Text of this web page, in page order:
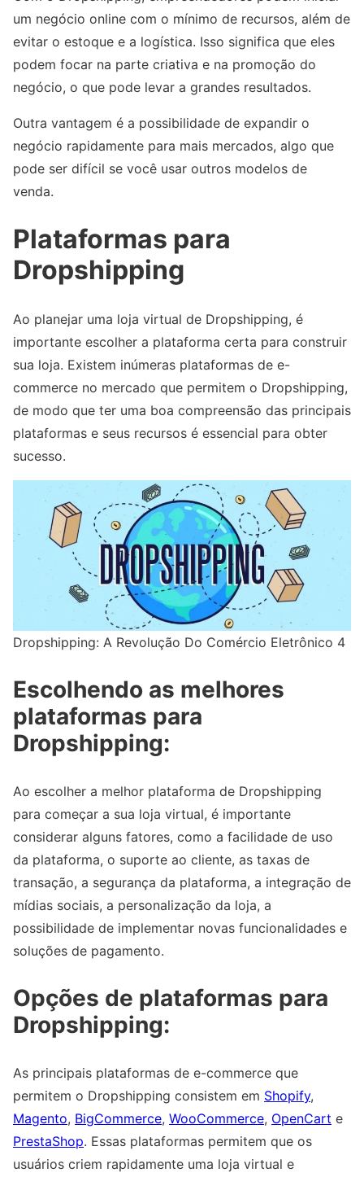
um negócio online com o mínimo de recursos, além de
evitar o estoque e a logística. Isso significa que eles
podem focar na parte criativa e na promoção do
negócio, o que pode levar a grandes resultados.
Outra vantagem é a possibilidade de expandir o
negócio rapidamente para mais mercados, algo que
pode ser difícil se você usar outros modelos de
venda.
Plataformas para
Dropshipping
Ao planejar uma loja virtual de Dropshipping, é
importante escolher a plataforma certa para construir
sua loja. Existem inúmeras plataformas de e-
commerce no mercado que permitem o Dropshipping,
de modo que ter uma boa compreensão das principais
plataformas e seus recursos é essencial para obter
sucesso.
Dropshipping: A Revolução Do Comércio Eletrônico 4
Escolhendo as melhores
plataformas para
Dropshipping:
Ao escolher a melhor plataforma de Dropshipping
para começar a sua loja virtual, é importante
considerar alguns fatores, como a facilidade de uso
da plataforma, o suporte ao cliente, as taxas de
transação, a segurança da plataforma, a integração de
mídias sociais, a personalização da loja, a
possibilidade de implementar novas funcionalidades e
soluções de pagamento.
Opções de plataformas para
Dropshipping:
As principais plataformas de e-commerce que
permitem o Dropshipping consistem em Shopify,
Magento, BigCommerce, WooCommerce, OpenCart e
PrestaShop. Essas plataformas permitem que os
usuários criem rapidamente uma loja virtual e